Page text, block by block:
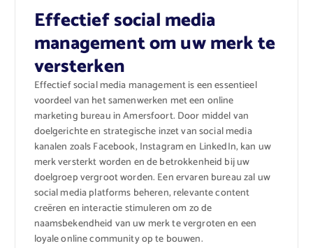
Effectief social media
management om uw merk te
versterken
Effectief social media management is een essentieel
voordeel van het samenwerken met een online
marketing bureau in Amersfoort. Door middel van
doelgerichte en strategische inzet van social media
kanalen zoals Facebook, Instagram en LinkedIn, kan uw
merk versterkt worden en de betrokkenheid bij uw
doelgroep vergroot worden. Een ervaren bureau zal uw
social media platforms beheren, relevante content
creëren en interactie stimuleren om zo de
naamsbekendheid van uw merk te vergroten en een
loyale online community op te bouwen.